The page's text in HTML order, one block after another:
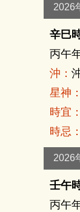
2026
辛巳
丙午
沖：
星神：
時宜：
時忌：
2026
壬午
丙午